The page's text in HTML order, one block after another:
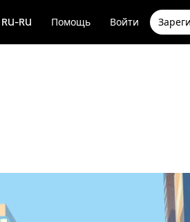
RU-RU Помощь Войти